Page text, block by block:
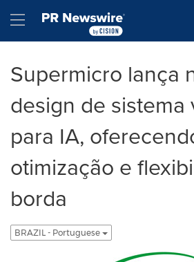
Hamburger menu
Supermicro lança
design de sistema
para IA,
otimização e
borda
BRAZIL - Portuguese